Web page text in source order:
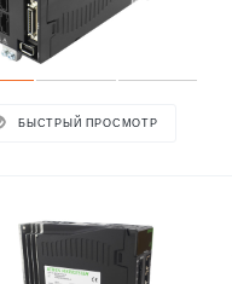
БЫСТРЫЙ ПРОСМОТР